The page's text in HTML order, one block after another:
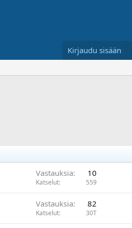
Kirjaudu sisään
Vastauksia 10
Katselut 559
Vastauksia 82
Katselut 30T